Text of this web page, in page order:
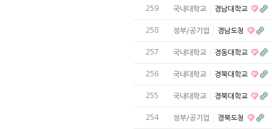
259 국내대학교 경남대학교
258 정부/공기업 경남도청
257 국내대학교 경동대학교
256 국내대학교 경북대학교
255 국내대학교 경북대학교
254 정부/공기업 경북도청